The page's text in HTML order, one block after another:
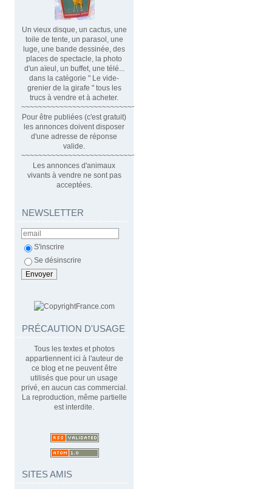
Un vieux disque, un cactus, une
toile de tente, un parasol, une
luge, une bande dessinée, des
places de spectacle, la photo
d'un aïeul, un buffet, une télé...
dans la catégorie " Le vide-
grenier de la girafe " tous les
trucs à vendre et à acheter.
~~~~~~~~~~~~~~~~~~~~~~~~~~~~~~
Pour être publiées (c'est gratuit)
les annonces doivent disposer
d'une adresse de réponse
valide.
~~~~~~~~~~~~~~~~~~~~~~~~~~~~~~~~
Les annonces d'animaux
vivants à vendre ne sont pas
acceptées.
NEWSLETTER
S'inscrire
Se désinscrire
PRÉCAUTION D'USAGE
Tous les textes et photos
appartiennent ici à l'auteur de
ce blog et ne peuvent être
utilisés que pour un usage
privé, en aucun cas commercial.
La reproduction, même partielle
est interdite.
SITES AMIS